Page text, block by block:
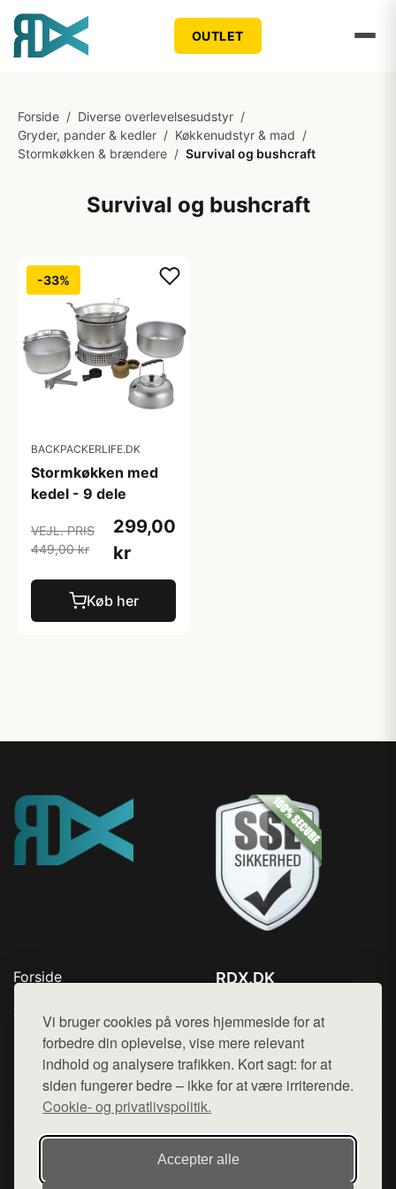
Vi bruger cookies på vores hjemmeside for at
forbedre din oplevelse, vise mere relevant
indhold og analysere trafikken. Kort sagt: for at
siden fungerer bedre – ikke for at være irriterende.
Cookie- og privatlivspolitik.
Accepter alle
OUTLET
Forside / Diverse overlevelsesudstyr /
Gryder, pander & kedler / Køkkenudstyr & mad /
Stormkøkken & brændere / Survival og bushcraft
Survival og bushcraft
-33%
BACKPACKERLIFE.DK
Stormkøkken med
kedel - 9 dele
VEJL. PRIS
449,00 kr
299,00
kr
Køb her
Forside
Top Rabatter
Blog
Kontakt
RDX.DK
Mail: hej@want.dk
Cookie- og privatlivspolitik
Denne side er en del af want.dk, der udgiver en række
hjemmesider med præsentation af forskellige produkter fra